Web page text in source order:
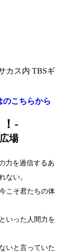
カス内 TBSギ
のこちらから
-
場
力を過信するあ
ない。
こそ君たちの体
いった人間力を
いと言っていた